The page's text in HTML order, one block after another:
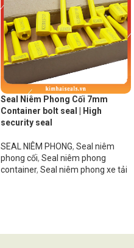
Seal Niêm Phong Cối 7mm
Container bolt seal | High
security seal
SEAL NIÊM PHONG, Seal niêm
phong cối, Seal niêm phong
container, Seal niêm phong xe tải